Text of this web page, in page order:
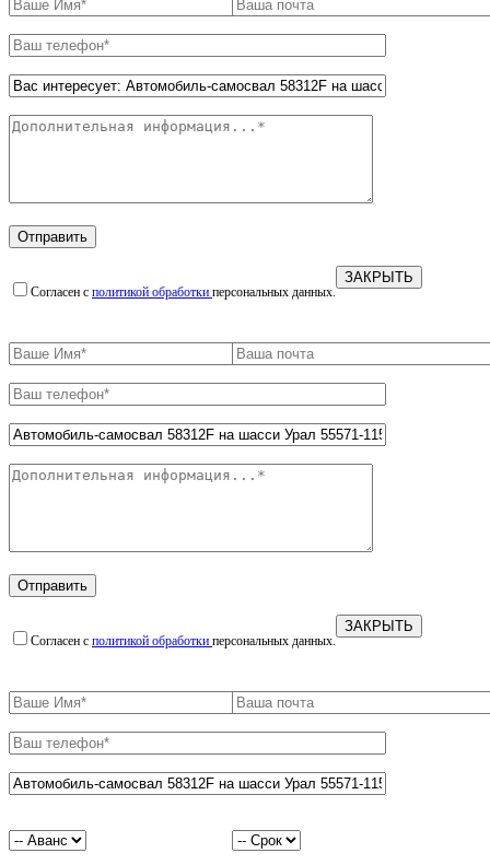
Согласен с политикой обработки персональных данных.
ЗАКРЫТЬ
Согласен с политикой обработки персональных данных.
ЗАКРЫТЬ